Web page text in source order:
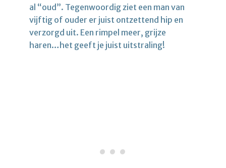
al “oud”. Tegenwoordig ziet een man van
vijftig of ouder er juist ontzettend hip en
verzorgd uit. Een rimpel meer, grijze
haren…het geeft je juist uitstraling!